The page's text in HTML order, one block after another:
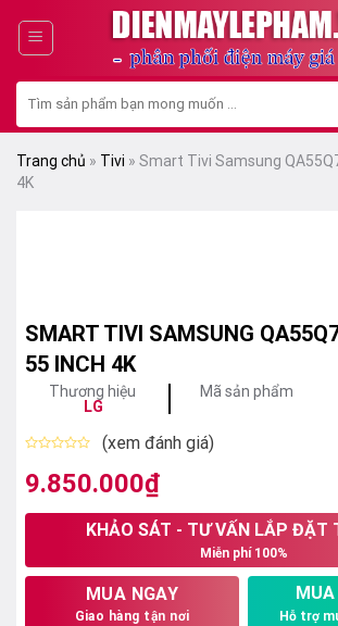
kiếm:
Trang chủ » Tivi » Smart Tivi Samsung
4K
SMART TIVI SAMSUNG
55 INCH 4K
Thương hiệu
LG
Mã sản phẩm
xếp
hạng
5
(xem đánh giá)
9.850.000₫
KHẢO SÁT - TƯ VẤN LẮP ĐẶT
Miễn phí 100%
MUA NGAY
Giao hàng tận nơi
MUA
Hỗ trợ